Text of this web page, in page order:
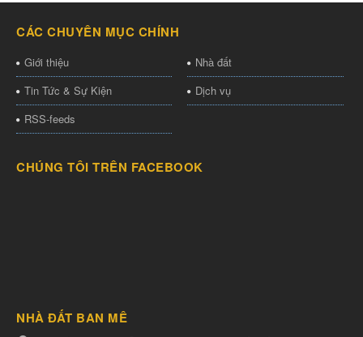
CÁC CHUYÊN MỤC CHÍNH
Giới thiệu
Nhà đất
Tin Tức & Sự Kiện
Dịch vụ
RSS-feeds
CHÚNG TÔI TRÊN FACEBOOK
NHÀ ĐẤT BAN MÊ